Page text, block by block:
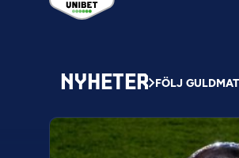
NYHETER FÖLJ